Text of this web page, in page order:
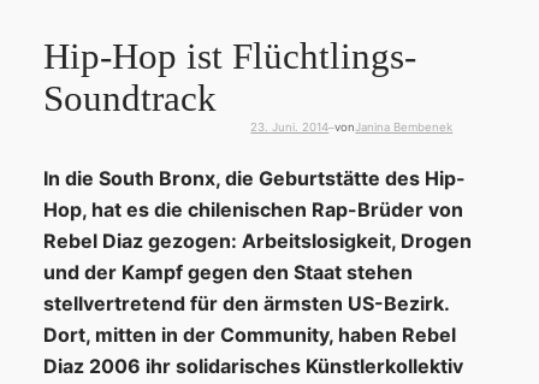
Hip-Hop ist Flüchtlings-
Soundtrack
23. Juni. 2014—vonJanina Bembenek
In die South Bronx, die Geburtstätte des Hip-
Hop, hat es die chilenischen Rap-Brüder von
Rebel Diaz gezogen: Arbeitslosigkeit, Drogen
und der Kampf gegen den Staat stehen
stellvertretend für den ärmsten US-Bezirk.
Dort, mitten in der Community, haben Rebel
Diaz 2006 ihr solidarisches Künstlerkollektiv